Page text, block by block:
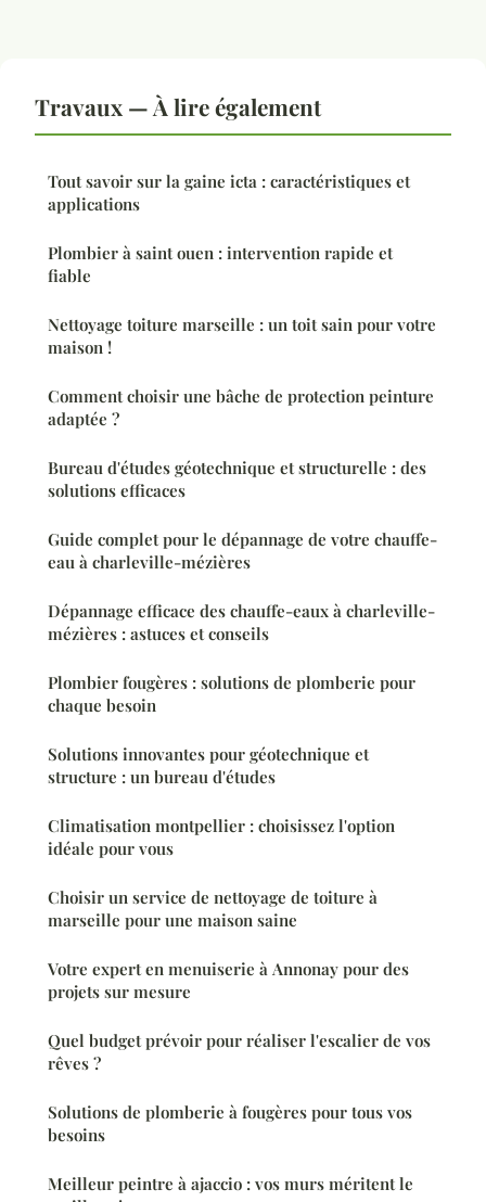
Travaux — À lire également
Tout savoir sur la gaine icta : caractéristiques et
applications
Plombier à saint ouen : intervention rapide et
fiable
Nettoyage toiture marseille : un toit sain pour votre
maison !
Comment choisir une bâche de protection peinture
adaptée ?
Bureau d'études géotechnique et structurelle : des
solutions efficaces
Guide complet pour le dépannage de votre chauffe-
eau à charleville-mézières
Dépannage efficace des chauffe-eaux à charleville-
mézières : astuces et conseils
Plombier fougères : solutions de plomberie pour
chaque besoin
Solutions innovantes pour géotechnique et
structure : un bureau d'études
Climatisation montpellier : choisissez l'option
idéale pour vous
Choisir un service de nettoyage de toiture à
marseille pour une maison saine
Votre expert en menuiserie à Annonay pour des
projets sur mesure
Quel budget prévoir pour réaliser l'escalier de vos
rêves ?
Solutions de plomberie à fougères pour tous vos
besoins
Meilleur peintre à ajaccio : vos murs méritent le